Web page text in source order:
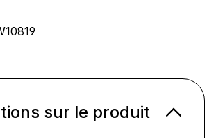
sur le produit